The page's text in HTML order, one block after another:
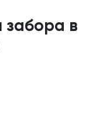
забора в